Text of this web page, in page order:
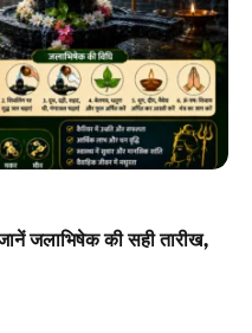
जलाभिषेक की सही तारीख,